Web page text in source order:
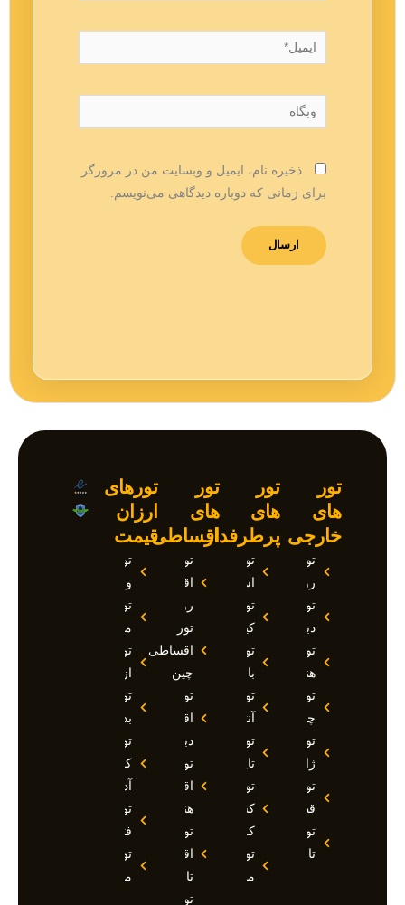
ایمیل*
ذخیره نام، ایمیل و وبسایت من در مرورگر
برای زمانی که دوباره دیدگاهی می‌نویسم.
تور
های
خارجی
تور
روسیه
تور
دبی
تور
هند
تور
چین
تور
ژاپن
تور
قطر
تور
تاجیکستان
تور
های
پرطرفدار
تور
استانبول
تور
کیش
تور
بالی
تور
آنتالیا
تور
تایلند
تور
کشتی
کروز
تور
مالدیو
تور
های
اقساطی
تور
اقساطی
روسیه
تور
اقساطی
چین
تور
اقساطی
دبی
تور
اقساطی
هند
تور
اقساطی
تاجیکستان
تور
تورهای
ارزان
قیمت
تور
وان
تور
مارماریس
تور
ازمیر
تور
بدروم
تور
کوش
آداسی
تور
فتحیه
تور
مالزی